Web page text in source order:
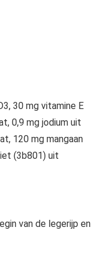
30 mg vitamine E
0,9 mg jodium uit
120 mg mangaan
(3b801) uit
van de legerijp en